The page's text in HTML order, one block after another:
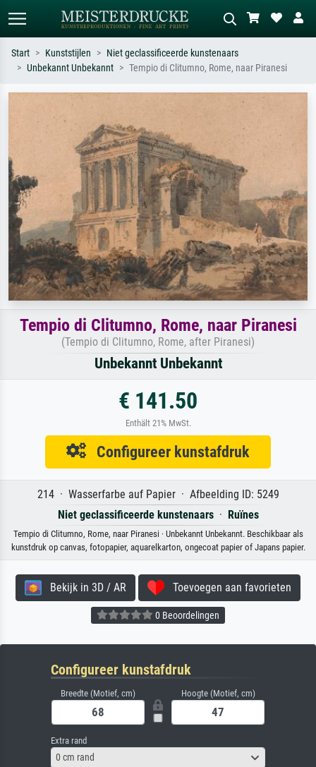
Zoek op kunstenaar, titel of stijl – bijv.
Monet, Sterrennacht, impressionisme,
Hokusai-golf, naakt.
Beschrijf de scène – bijv. groene
olieverfschilderij, staand naakt naast
Start Kunststijlen
Niet geclassificeerde kunstenaars
Unbekannt Unbekannt
Tempio di Clitumno, Rome, naar Piranesi
Tempio di Clitumno, Rome, naar Piranesi
(Tempio di Clitumno, Rome, after Piranesi)
Unbekannt Unbekannt
€ 141.50
Enthält 21% MwSt.
Configureer kunstafdruk
214 · Wasserfarbe auf Papier · Afbeelding ID: 5249
Niet geclassificeerde kunstenaars· Ruïnes
Tempio di Clitumno, Rome, naar Piranesi · Unbekannt Unbekannt. Beschikbaar als
kunstdruk op canvas, fotopapier, aquarelkarton, ongecoat papier of Japans papier.
Bekijk in 3D / AR Toevoegen aan favorieten
0 Beoordelingen
Configureer kunstafdruk
Breedte (Motief, cm) Hoogte (Motief, cm)
Extra rand
0 cm rand